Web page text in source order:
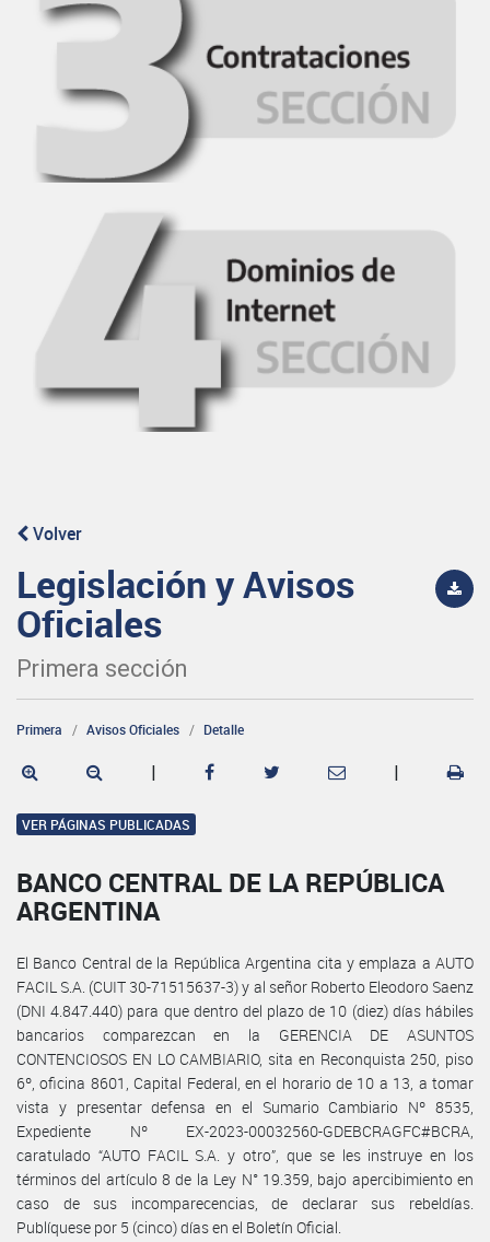
Volver
Legislación y Avisos
Oficiales
Primera sección
Primera Avisos Oficiales Detalle
| |
VER PÁGINAS PUBLICADAS
BANCO CENTRAL DE LA REPÚBLICA
ARGENTINA
El Banco Central de la República Argentina cita y emplaza a AUTO
FACIL S.A. (CUIT 30-71515637-3) y al señor Roberto Eleodoro Saenz
(DNI 4.847.440) para que dentro del plazo de 10 (diez) días hábiles
bancarios comparezcan en la GERENCIA DE ASUNTOS
CONTENCIOSOS EN LO CAMBIARIO, sita en Reconquista 250, piso
6º, oficina 8601, Capital Federal, en el horario de 10 a 13, a tomar
vista y presentar defensa en el Sumario Cambiario Nº 8535,
Expediente Nº EX-2023-00032560-GDEBCRAGFC#BCRA,
caratulado “AUTO FACIL S.A. y otro”, que se les instruye en los
términos del artículo 8 de la Ley N° 19.359, bajo apercibimiento en
caso de sus incomparecencias, de declarar sus rebeldías.
Publíquese por 5 (cinco) días en el Boletín Oficial.